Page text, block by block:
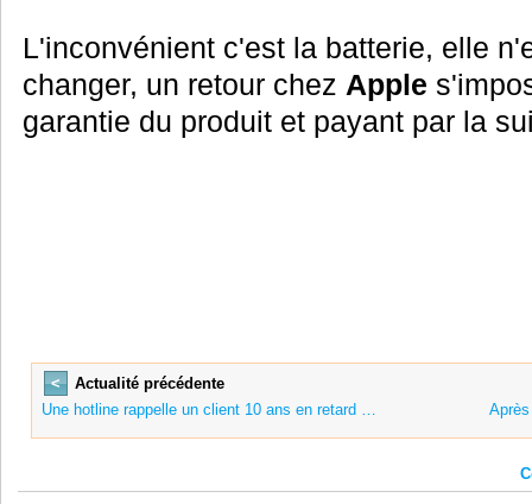
L'inconvénient c'est la batterie, elle
changer, un retour chez Apple
garantie du produit et payant par la
<
Actualité précédente
Une hotline rappelle un client 10 ans en retard …